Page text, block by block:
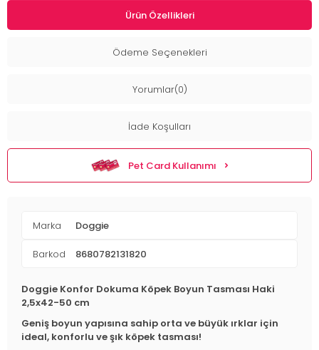
Ürün Özellikleri
Ödeme Seçenekleri
Yorumlar(0)
İade Koşulları
Pet Card Kullanımı
Marka Doggie
Barkod 8680782131820
Doggie Konfor Dokuma Köpek Boyun Tasması Haki
2,5x42-50 cm
Geniş boyun yapısına sahip orta ve büyük ırklar için
ideal, konforlu ve şık köpek tasması!